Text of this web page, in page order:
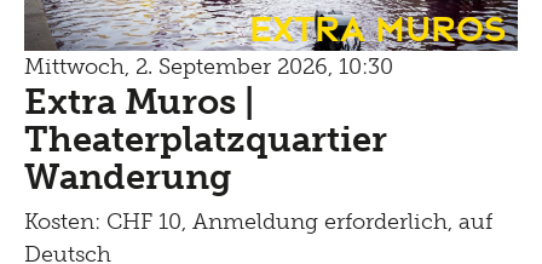
Extra Muros
Mittwoch, 2. September 2026, 10:30
Extra Muros |
Theaterplatzquartier
Wanderung
Kosten: CHF 10, Anmeldung erforderlich, auf
Deutsch